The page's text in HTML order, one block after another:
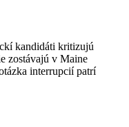
kandidáti kritizujú
zostávajú v Maine
interrupcií patrí